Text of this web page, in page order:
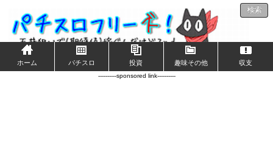
検索
ホーム パチスロ 投資 趣味その他 収支
----------sponsored link----------